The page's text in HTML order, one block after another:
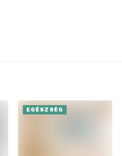
EGÉSZSÉG